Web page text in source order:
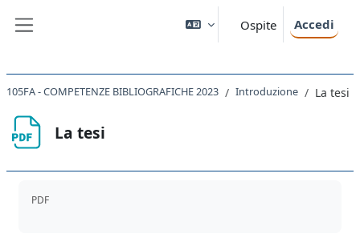
Ospite Accedi
105FA - COMPETENZE BIBLIOGRAFICHE 2023 Introduzione La tesi
La tesi
PDF